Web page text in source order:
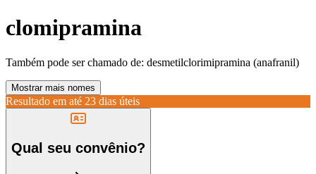
clomipramina
Também pode ser chamado de: desmetilclorimipramina (anafranil)
Mostrar mais nomes
Resultado em até 23 dias úteis
Qual seu convênio?